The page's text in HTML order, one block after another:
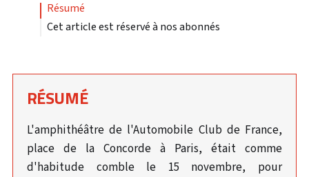
résumé
Cet article est réservé à nos abonnés
RÉSUMÉ
L'amphithéâtre de l'Automobile Club de France,
place de la Concorde à Paris, était comme
d'habitude comble le 15 novembre, pour